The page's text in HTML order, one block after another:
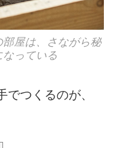
屋は、さながら秘
っている
でつくるのが、